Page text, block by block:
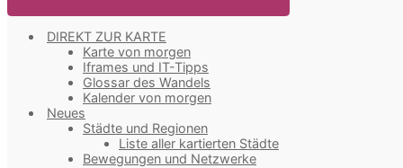
DIREKT ZUR KARTE
Karte von morgen
Iframes und IT-Tipps
Glossar des Wandels
Kalender von morgen
Neues
Städte und Regionen
Liste aller kartierten Städte
Bewegungen und Netzwerke